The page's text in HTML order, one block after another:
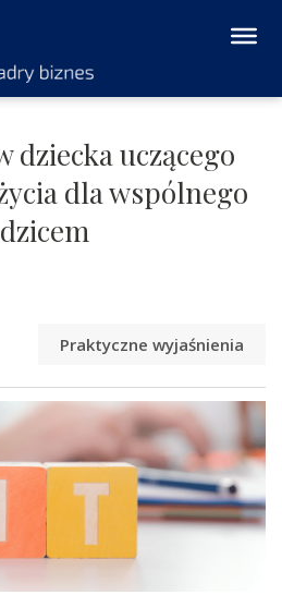
dziecka uczącego
dla wspólnego
Praktyczne wyjaśnienia